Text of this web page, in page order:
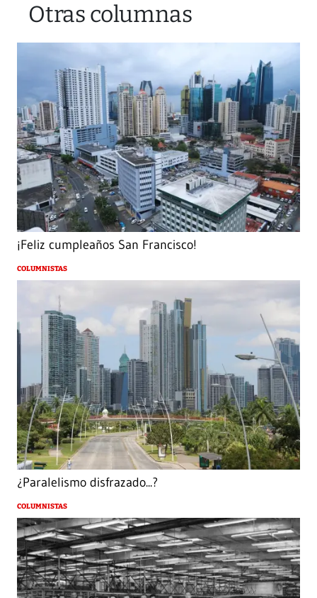
Otras columnas
¡Feliz cumpleaños San Francisco!
COLUMNISTAS
¿Paralelismo disfrazado...?
COLUMNISTAS